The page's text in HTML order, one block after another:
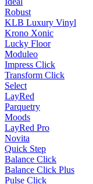
Robust
KLB Luxury Vinyl
Krono Xonic
Lucky Floor
Moduleo
Impress Click
Transform Click
Select
LayRed
Parquetry
Moods
LayRed Pro
Novita
Quick Step
Balance Click
Balance Click Plus
Pulse Click